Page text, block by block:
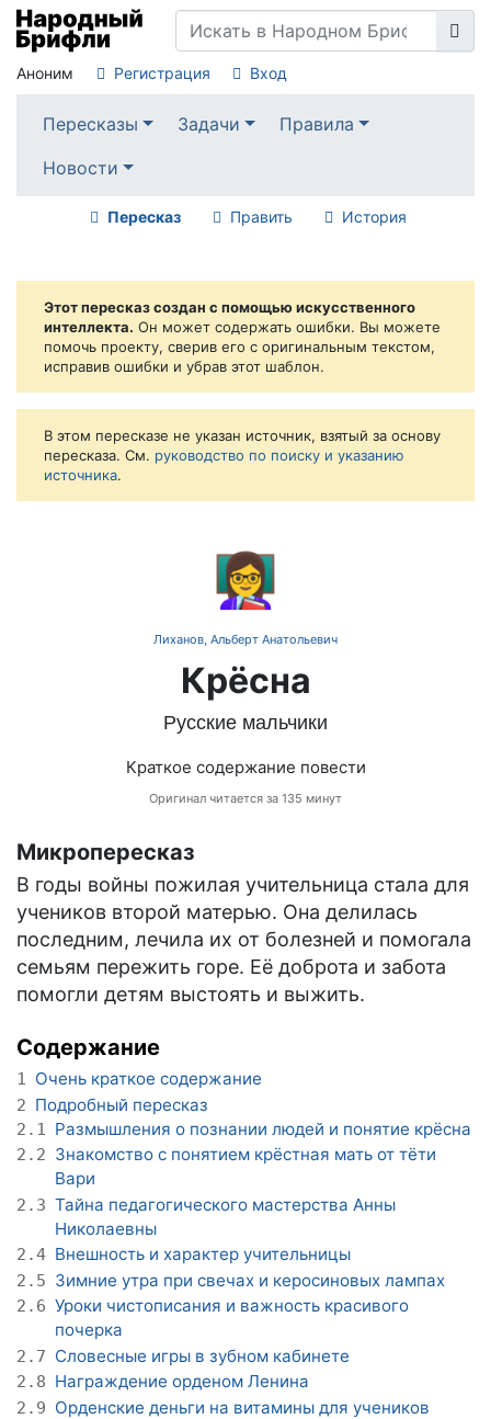
Аноним Регистрация Вход
Пересказы Задачи
Правила
Новости
Пересказ Править История
Этот пересказ создан с помощью искусственного
интеллекта. Он может содержать ошибки. Вы можете
помочь проекту, сверив его с оригинальным текстом,
исправив ошибки и убрав этот шаблон.
В этом пересказе не указан источник, взятый за основу
пересказа. См. руководство по поиску и указанию
источника.
👩‍🏫
Лиханов, Альберт Анатольевич
Крёсна
Русские мальчики
Краткое содержание повести
Оригинал читается за 135 минут
Микропересказ
В годы войны пожилая учительница стала для
учеников второй матерью. Она делилась
последним, лечила их от болезней и помогала
семьям пережить горе. Её доброта и забота
помогли детям выстоять и выжить.
Содержание
1 Очень краткое содержание
2 Подробный пересказ
2.1 Размышления о познании людей и понятие крёсна
2.2 Знакомство с понятием крёстная мать от тёти
Вари
2.3 Тайна педагогического мастерства Анны
Николаевны
2.4 Внешность и характер учительницы
2.5 Зимние утра при свечах и керосиновых лампах
2.6 Уроки чистописания и важность красивого
почерка
2.7 Словесные игры в зубном кабинете
2.8 Награждение орденом Ленина
2.9 Орденские деньги на витамины для учеников